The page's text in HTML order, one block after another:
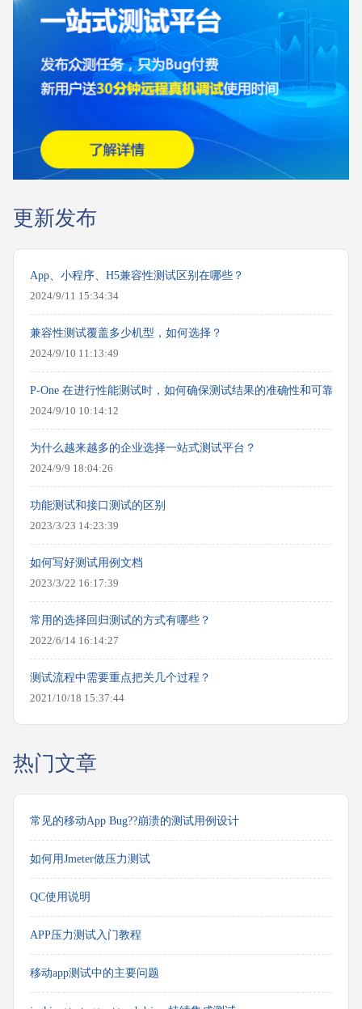
更新发布
App、小程序、H5兼容性测试区别在哪些？
2024/9/11 15:34:34
兼容性测试覆盖多少机型，如何选择？
2024/9/10 11:13:49
P-One 在进行性能测试时，如何确保测试结果的准确性和可靠性？
2024/9/10 10:14:12
为什么越来越多的企业选择一站式测试平台？
2024/9/9 18:04:26
功能测试和接口测试的区别
2023/3/23 14:23:39
如何写好测试用例文档
2023/3/22 16:17:39
常用的选择回归测试的方式有哪些？
2022/6/14 16:14:27
测试流程中需要重点把关几个过程？
2021/10/18 15:37:44
热门文章
常见的移动App Bug??崩溃的测试用例设计
如何用Jmeter做压力测试
QC使用说明
APP压力测试入门教程
移动app测试中的主要问题